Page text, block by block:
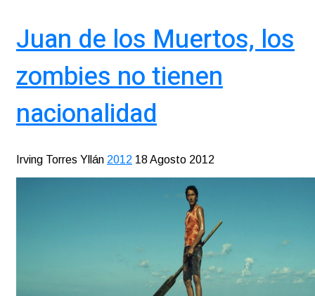
Juan de los Muertos, los
zombies no tienen
nacionalidad
Irving Torres Yllán 2012 18 Agosto 2012